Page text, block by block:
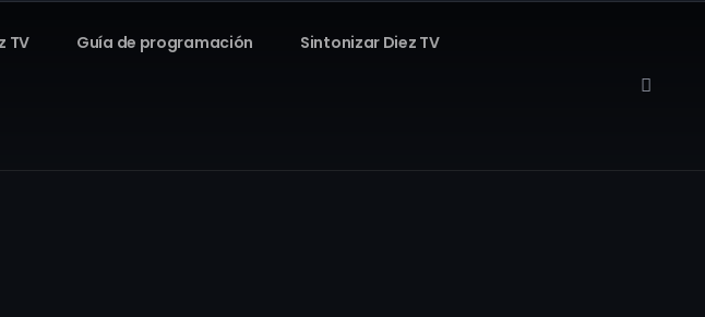
TV Guía de programación Sintonizar Diez TV